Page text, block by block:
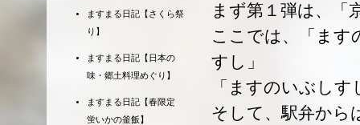
まず第１弾は、
ここでは、「ます
すし」
「ますのいぶしす
そして、駅弁から
ますまる日記【さくら祭
り】
ますまる日記【日本の
味・郷土料理めぐり】
ますまる日記【春限定
蛍いかの釜飯】